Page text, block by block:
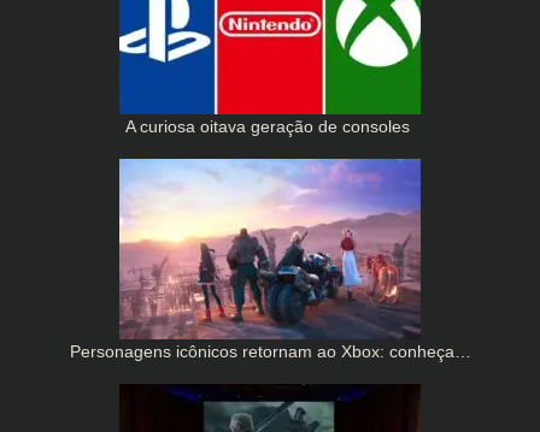
A curiosa oitava geração de consoles
Personagens icônicos retornam ao Xbox: conheça…